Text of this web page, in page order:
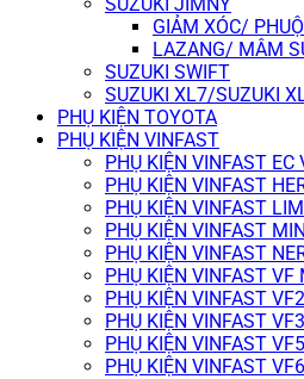
GIẢM XÓC/
LAZANG/ MÂM
SUZUKI SWIFT
SUZUKI XL7/SUZUKI
PHỤ KIỆN TOYOTA
PHỤ KIỆN VINFAST
PHỤ KIỆN VINFAST EC
PHỤ KIỆN VINFAST
PHỤ KIỆN VINFAST
PHỤ KIỆN VINFAST
PHỤ KIỆN VINFAST
PHỤ KIỆN VINFAST VF
PHỤ KIỆN VINFAST VF2
PHỤ KIỆN VINFAST VF3
PHỤ KIỆN VINFAST VF5
PHỤ KIỆN VINFAST VF6